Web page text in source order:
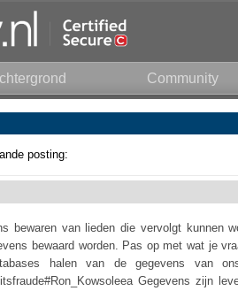
Community
posting:
bewaren van lieden die vervolgt kunnen
bewaard worden. Pas op met wat je
halen van de gegevens van
Gegevens zijn